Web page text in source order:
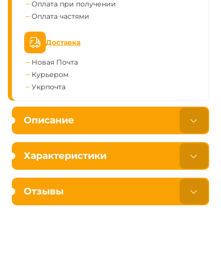
Оплата при получении
Оплата частями
Доставка
Новая Почта
Курьером
Укрпочта
Описание
Характеристики
Отзывы